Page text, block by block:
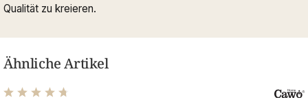
Qualität zu kreieren.
Ähnliche Artikel